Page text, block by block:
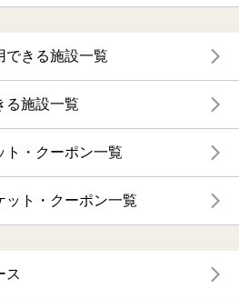
できる施設一覧
る施設一覧
ト・クーポン一覧
ット・クーポン一覧
ス